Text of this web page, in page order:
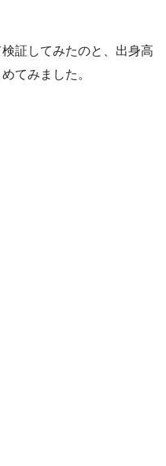
証してみたのと、出身高
てみました。